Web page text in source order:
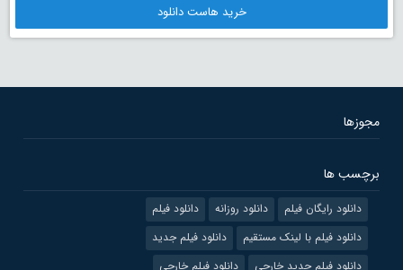
خرید هاست دانلود
مجوزها
برچسب ها
دانلود رایگان فیلم دانلود روزانه
دانلود فیلم
دانلود فیلم با لینک مستقیم
دانلود فیلم جدید
دانلود فیلم جدید خارجی
دانلود فیلم خارجی